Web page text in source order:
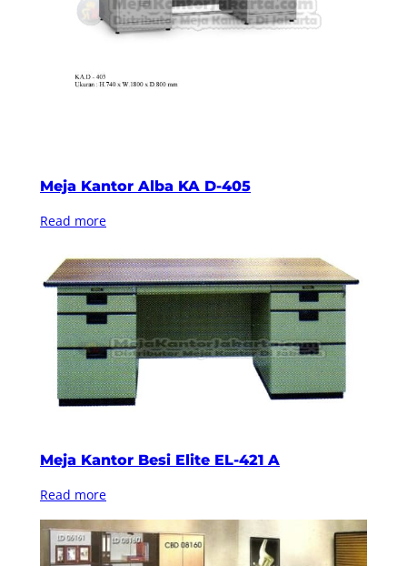
Meja Kantor Alba KA D-405
Read more
Meja Kantor Besi Elite EL-421 A
Read more